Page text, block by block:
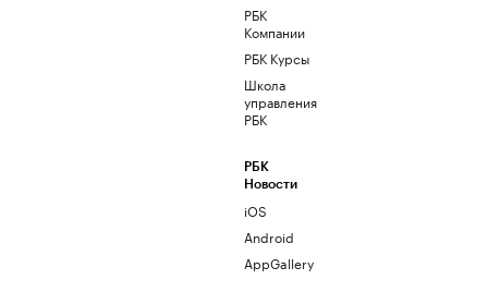
РБК
Компании
РБК Курсы
Школа
управления
РБК
РБК
Новости
iOS
Android
AppGallery